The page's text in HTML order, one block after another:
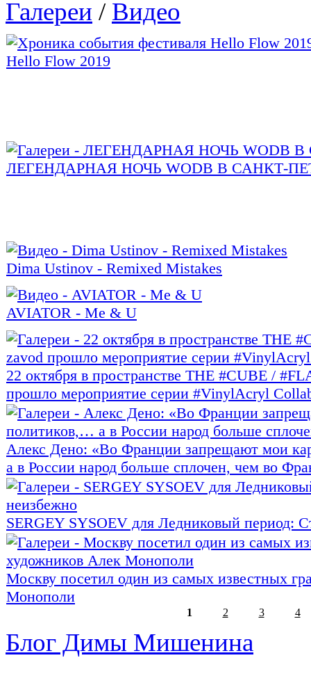
Галереи / Видео
Hello Flow 2019
ЛЕГЕНДАРНАЯ НОЧЬ WODB В САНКТ-
Dima Ustinov - Remixed Mistakes
AVIATOR - Me & U
22 октября в пространстве THE #CUBE /
прошло мероприятие серии #VinylAcryl
Алекс Дено: «Во Франции запрещают мои
а в России народ больше сплочен, чем во
SERGEY SYSOEV для Ледниковый период:
Москву посетил один из самых известных
Монополи
1 2 3 4
Блог Димы Мишенина